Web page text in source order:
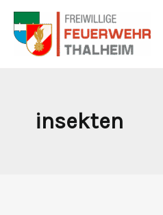
Zum
Inhalt
springen
insekten